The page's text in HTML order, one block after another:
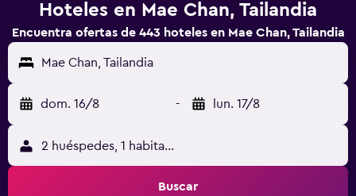
Hoteles en Mae Chan, Tailandia
Encuentra ofertas de 443 hoteles en Mae Chan, Tailandia
Mae Chan, Tailandia
dom. 16/8 - lun. 17/8
2 huéspedes, 1 habitación
Buscar